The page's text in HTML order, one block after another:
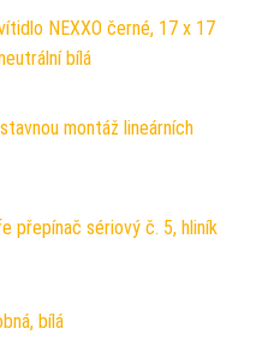
NEXXO černé, 17 x 17
bílá
montáž lineárních
přepínač sériový č. 5, hliník
bílá